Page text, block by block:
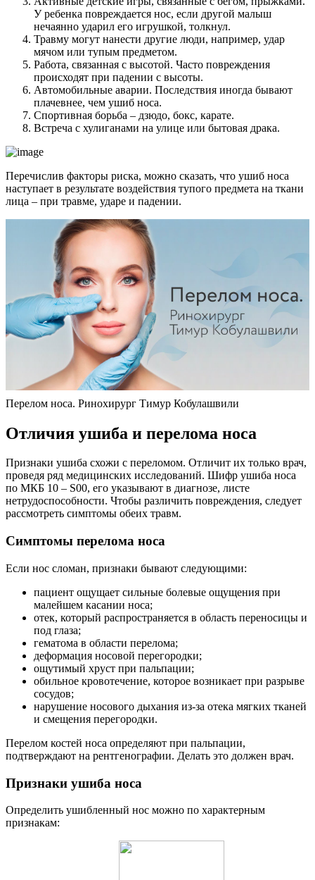
У ребенка повреждается нос, если другой малыш
нечаянно ударил его игрушкой, толкнул.
Травму могут нанести другие люди, например, удар
мячом или тупым предметом.
Работа, связанная с высотой. Часто повреждения
происходят при падении с высоты.
Автомобильные аварии. Последствия иногда бывают
плачевнее, чем ушиб носа.
Спортивная борьба – дзюдо, бокс, карате.
Встреча с хулиганами на улице или бытовая драка.
Перечислив факторы риска, можно сказать, что ушиб носа
наступает в результате воздействия тупого предмета на ткани
лица – при травме, ударе и падении.
Перелом носа. Ринохирург Тимур Кобулашвили
Отличия ушиба и перелома носа
Признаки ушиба схожи с переломом. Отличит их только врач,
проведя ряд медицинских исследований. Шифр ушиба носа
по МКБ 10 – S00, его указывают в диагнозе, листе
нетрудоспособности. Чтобы различить повреждения, следует
рассмотреть симптомы обеих травм.
Симптомы перелома носа
Если нос сломан, признаки бывают следующими:
пациент ощущает сильные болевые ощущения при
малейшем касании носа;
отек, который распространяется в область переносицы и
под глаза;
гематома в области перелома;
деформация носовой перегородки;
ощутимый хруст при пальпации;
обильное кровотечение, которое возникает при разрыве
сосудов;
нарушение носового дыхания из-за отека мягких тканей
и смещения перегородки.
Перелом костей носа определяют при пальпации,
подтверждают на рентгенографии. Делать это должен врач.
Признаки ушиба носа
Определить ушибленный нос можно по характерным
признакам: